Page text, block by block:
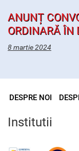
ANUNȚ
ORDINARĂ ÎN
8 martie 2024
DESPRE NOI
Institutii